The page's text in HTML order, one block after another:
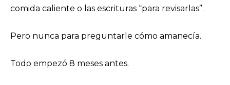
comida caliente o las escrituras “para revisarlas”.
Pero nunca para preguntarle cómo amanecía.
Todo empezó 8 meses antes.